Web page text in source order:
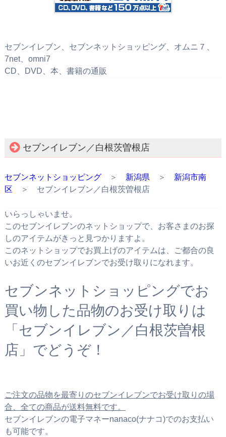
セブンイレブン、セブンネットショッピング、オムニ７、
7net、omni7
CD、DVD、本、書籍の通販
セブンイレブン／白根茨曽根店
セブンネットショッピング＞ 新潟県 ＞ 新潟市南
区 ＞ セブンイレブン／白根茨曽根店
いらっしゃいませ。
このセブンイレブンのネットショップで、お客さまのお探
しのアイテムがきっと見つかりますよ。
このネットショップでお買上げのアイテムは、ご都合の良
いお近くのセブンイレブンでお受け取りになれます。
セブンネットショッピングでお
買い物した品物のお受け取りは
「セブンイレブン／白根茨曽根
店」でどうぞ！
ご注文の品物を最寄りのセブンイレブンでお受け取りの場
合、全ての商品が送料無料です。
セブンイレブンの電子マネーnanaco(ナナコ)でのお支払い
も可能です。